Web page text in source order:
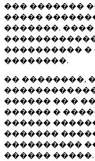
��� �������
�����
�������.
���������� �
��������.
�� ��������,
������ �� �
������ �
������
�������
����������
������ �����.